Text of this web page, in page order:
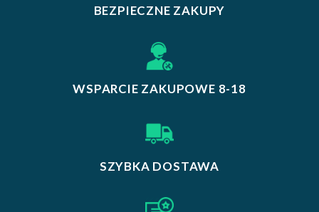
BEZPIECZNE ZAKUPY
WSPARCIE ZAKUPOWE 8-18
SZYBKA DOSTAWA